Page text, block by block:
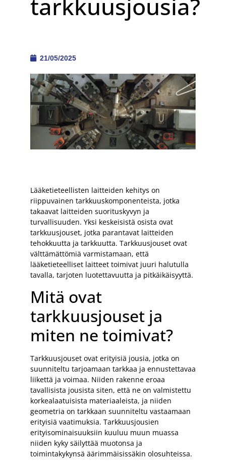
tarkkuusjousia?
21/05/2025
Lääketieteellisten laitteiden kehitys on
riippuvainen tarkkuuskomponenteista, jotka
takaavat laitteiden suorituskyvyn ja
turvallisuuden. Yksi keskeisistä osista ovat
tarkkuusjouset, jotka parantavat laitteiden
tehokkuutta ja tarkkuutta. Tarkkuusjouset ovat
välttämättömiä varmistamaan, että
lääketieteelliset laitteet toimivat juuri halutulla
tavalla, tarjoten luotettavuutta ja pitkäikäisyyttä.
Mitä ovat
tarkkuusjouset ja
miten ne toimivat?
Tarkkuusjouset ovat erityisiä jousia, jotka on
suunniteltu tarjoamaan tarkkaa ja ennustettavaa
liikettä ja voimaa. Niiden rakenne eroaa
tavallisista jousista siten, että ne on valmistettu
korkealaatuisista materiaaleista, ja niiden
geometria on tarkkaan suunniteltu vastaamaan
erityisiä vaatimuksia. Tarkkuusjousien
erityisominaisuuksiin kuuluu muun muassa
niiden kyky säilyttää muotonsa ja
toimintakykynsä äärimmäisissäkin olosuhteissa.